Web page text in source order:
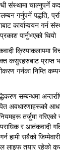
संस्थामा चाल्नुपर्ने
गर्नुपर्ने पद्धति,
कार्यान्वयन गर्न
पार्नुभएको थियो
क्रियाकलापमा
कसुरहरुबाट प्राप्त
गर्नका निम्ति
सम्बन्धमा
अवधारणाहरूको
तर्जुमा
र आतंकवादी
हामी सबैको
लाइफ तयार रहेको